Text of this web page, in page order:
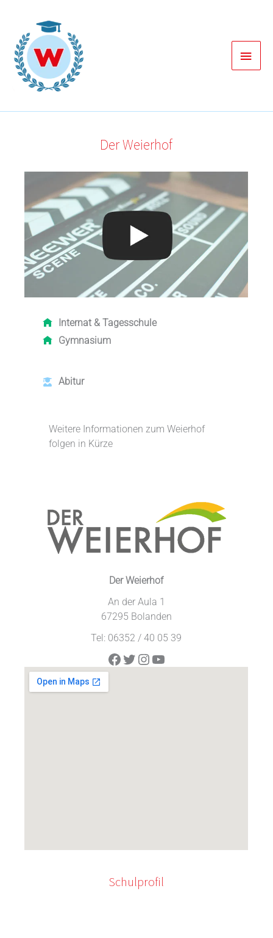
springen
Der Weierhof
Internat & Tagesschule
Gymnasium
Abitur
Weitere Informationen zum Weierhof
folgen in Kürze
Der Weierhof
An der Aula 1
67295 Bolanden
Tel: 06352 / 40 05 39
Facebook
Twitter
Instagram
YouTube
Schulprofil